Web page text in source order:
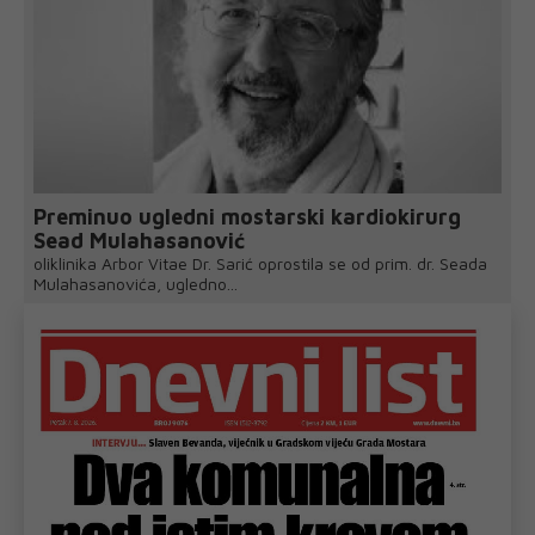
Preminuo ugledni mostarski kardiokirurg
Sead Mulahasanović
oliklinika Arbor Vitae Dr. Sarić oprostila se od prim. dr. Seada
Mulahasanovića, ugledno...